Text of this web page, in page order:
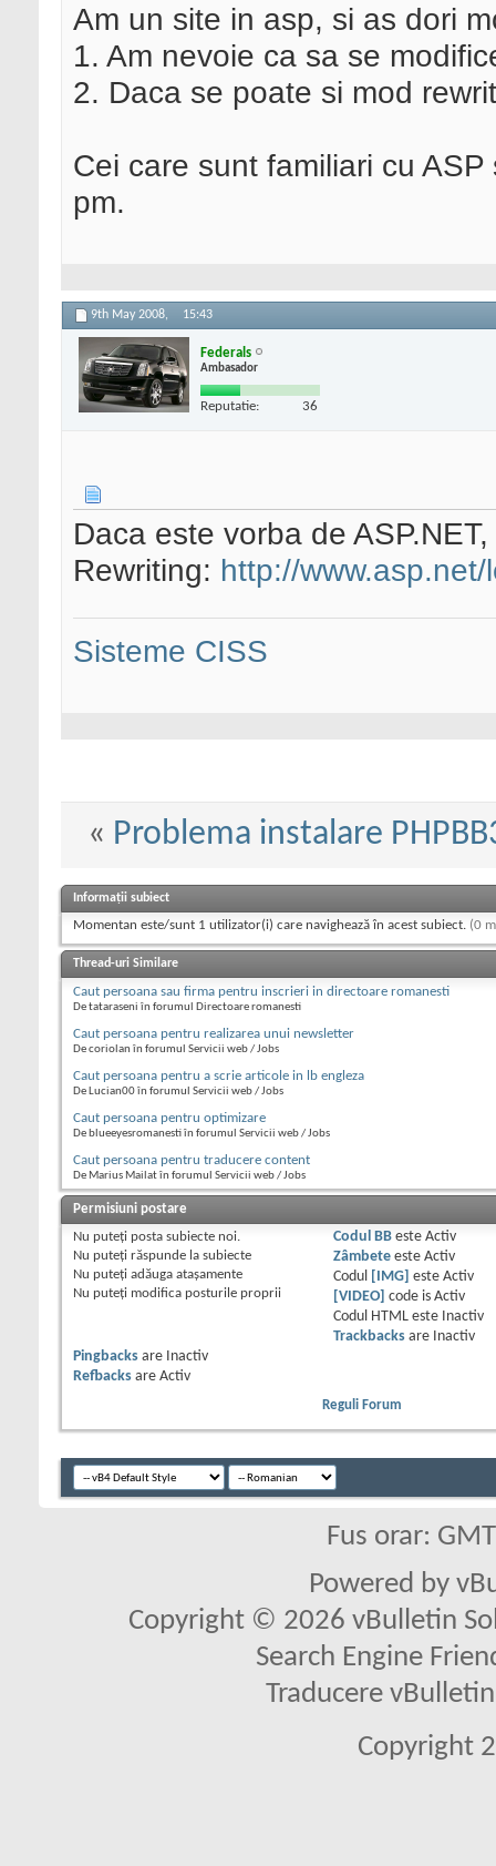
Am un site in asp, si as dori
1. Am nevoie ca sa se
2. Daca se poate si mod
Cei care sunt familiari cu
pm.
9th May 2008, 15:43
Federals
Ambasador
Reputatie: 36
Daca este vorba de
Rewriting: http://
Sisteme CISS
« Problema instalare
Informații subiect
Momentan este/sunt 1 utilizator(i) care navighează în acest subiect. (0
Thread-uri Similare
Caut persoana sau firma pentru inscrieri in directoare romanesti
De tataraseni în forumul Directoare romanesti
Caut persoana pentru realizarea unui newsletter
De coriolan în forumul Servicii web / Jobs
Caut persoana pentru a scrie articole in lb engleza
De Lucian00 în forumul Servicii web / Jobs
Caut persoana pentru optimizare
De blueeyesromanesti în forumul Servicii web / Jobs
Caut persoana pentru traducere content
De Marius Mailat în forumul Servicii web / Jobs
Permisiuni postare
Nu puteţi posta subiecte noi.
Nu puteţi răspunde la subiecte
Nu puteţi adăuga ataşamente
Nu puteţi modifica posturile proprii
Codul BBeste Activ
Zâmbeteeste Activ
Codul
[IMG] este Activ
[VIDEO]
code is Activ
Codul HTML este
Inactiv
Trackbacksare
Inactiv
Pingbacks are
Inactiv
Refbacks are Activ
Reguli Forum
Fus orar:
Powered by
Copyright © 2026 vBulletin
Search Engine
Traducere
Copyright